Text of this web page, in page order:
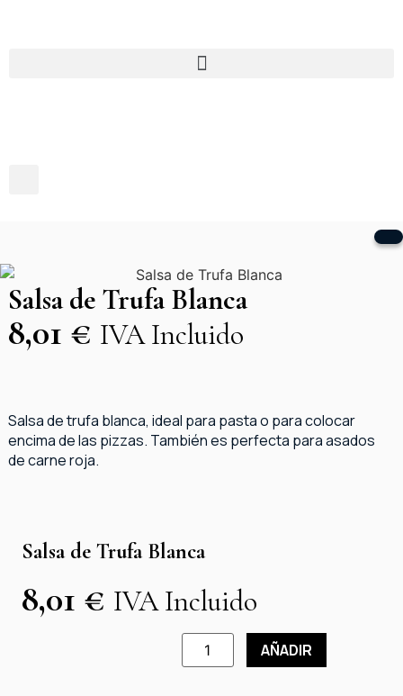
Salsa de Trufa Blanca
8,01 € IVA Incluido
Salsa de trufa blanca, ideal para pasta o para colocar
encima de las pizzas. También es perfecta para asados
de carne roja.
Salsa de Trufa Blanca
8,01 € IVA Incluido
AÑADIR